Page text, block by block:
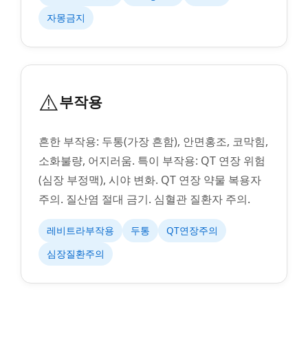
자몽금지
⚠️부작용
흔한 부작용: 두통(가장 흔함), 안면홍조, 코막힘,
소화불량, 어지러움. 특이 부작용: QT 연장 위험
(심장 부정맥), 시야 변화. QT 연장 약물 복용자
주의. 질산염 절대 금기. 심혈관 질환자 주의.
레비트라부작용 두통
QT연장주의
심장질환주의